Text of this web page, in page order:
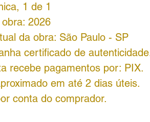
1 de 1
2026
da obra: São Paulo - SP
certificado de
recebe pagamentos por: PIX.
em até 2 dias úteis.
conta do comprador.